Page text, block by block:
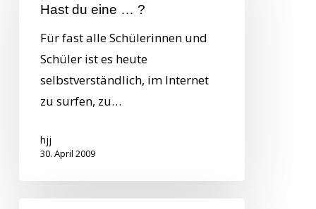
Hast du eine … ?
Für fast alle Schülerinnen und
Schüler ist es heute
selbstverständlich, im Internet
zu surfen, zu…
hjj
30. April 2009